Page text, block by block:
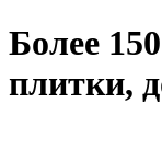
Более
плитки,